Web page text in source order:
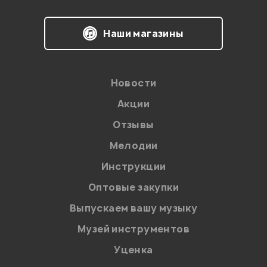
Мой отзыв о товаре
Впечатления о товаре:
Наши магазины
Новости
Акции
Отзывы
Мелодии
Инструкции
Оптовые закупки
Выпускаем вашу музыку
Музей инструментов
Уценка